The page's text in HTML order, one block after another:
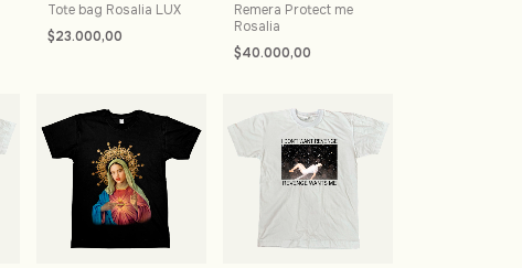
Tote bag Rosalia LUX
$23.000,00
Remera Protect me
Rosalia
$40.000,00